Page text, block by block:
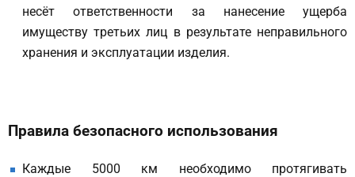
несёт ответственности за нанесение ущерба
имуществу третьих лиц в результате неправильного
хранения и эксплуатации изделия.
Правила безопасного использования
Каждые 5000 км необходимо протягивать